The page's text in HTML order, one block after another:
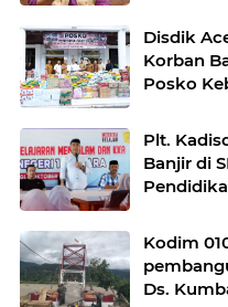
Disdik
Korban
Posko
Plt.
Banjir di
Kodim
Ds.